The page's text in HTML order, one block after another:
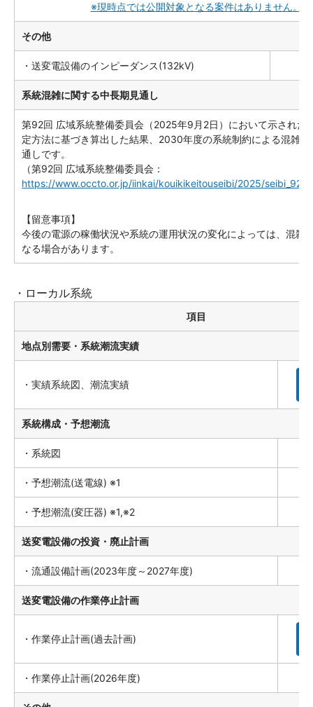
※現時点では公開対象となる案件はありません。
その他
・送変電設備のインピーダンス(132kV)
系統混雑に関する中長期見通し
第92回 広域系統整備委員会（2025年9月2日）において示された
定方法に基づき算出した結果、2030年度の系統制約による混雑
通しです。
（第92回 広域系統整備委員会：
https://www.occto.or.jp/iinkai/kouikikeitouseibi/2025/
【留意事項】
今後の電源の稼働状況や系統の運用状況の変化によっては、混雑
なる場合があります。
・ローカル系統
項目
地点別需要・系統潮流実績
・実績系統図、潮流実績
系統構成・予想潮流
・系統図
・予想潮流(送電線) ※1
・予想潮流(変圧器) ※1,※2
送変電設備の投資・廃止計画
・流通設備計画(2023年度～2027年度)
送変電設備の作業停止計画
・作業停止計画(過去計画)
・作業停止計画(2026年度)